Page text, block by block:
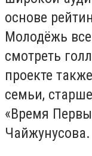
основе
Молодёжь
смотреть
проекте
семьи,
«Время
Чайжунусова.